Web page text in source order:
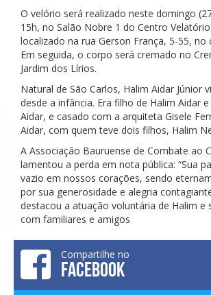
O velório será realizado neste domingo
15h, no Salão Nobre 1 do Centro
localizado na rua Gerson França, 5-55, no
Em seguida, o corpo será cremado no
Jardim dos Lírios.
Natural de São Carlos, Halim Aidar Júnior
desde a infância. Era filho de Halim Aidar
Aidar, e casado com a arquiteta Gisele
Aidar, com quem teve dois filhos, Halim
A Associação Bauruense de Combate ao
lamentou a perda em nota pública: “Sua
vazio em nossos corações, sendo
por sua generosidade e alegria
destacou a atuação voluntária de Halim e
com familiares e amigos
Compartilhe no
FACEBOOK